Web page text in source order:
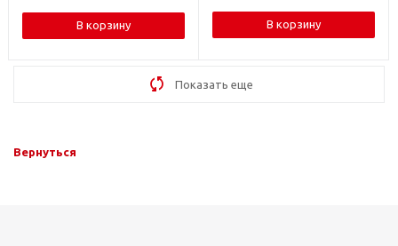
В корзину В корзину
Показать еще
Вернуться